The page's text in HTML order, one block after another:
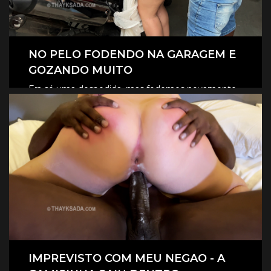
NO PELO FODENDO NA GARAGEM E
GOZANDO MUITO
Era só uma despedida, mas fodemos novamente
na garagem, e claro que foi no pelo, eles
revesaram gozar dentro de mim.
CLIQUE AQUI E ASSISTA
IMPREVISTO COM MEU NEGAO - A